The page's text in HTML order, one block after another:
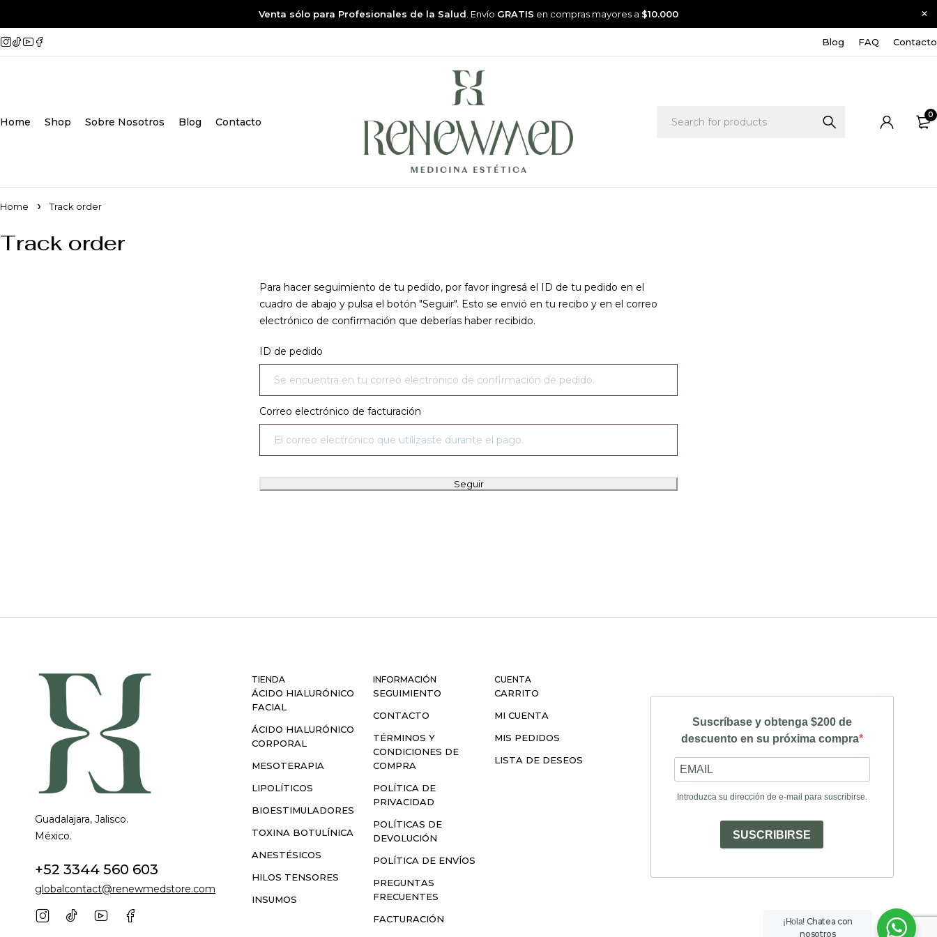
Venta sólo para Profesionales de la Salud . Envío GRATIS en compras mayores a $10.000
Blog FAQ Contacto
Home Shop Sobre Nosotros Blog Contacto
0
Home Track order
Track order
Para hacer seguimiento de tu pedido, por favor ingresá el ID de tu pedido en el
cuadro de abajo y pulsa el botón "Seguir". Esto se envió en tu recibo y en el correo
electrónico de confirmación que deberías haber recibido.
ID de pedido
Correo electrónico de facturación
Seguir
Guadalajara, Jalisco.
México.
+52 3344 560 603
globalcontact@renewmedstore.com
TIENDA
ÁCIDO HIALURÓNICO
FACIAL
ÁCIDO HIALURÓNICO
CORPORAL
MESOTERAPIA
LIPOLÍTICOS
BIOESTIMULADORES
TOXINA BOTULÍNICA
ANESTÉSICOS
HILOS TENSORES
INSUMOS
INFORMACIÓN
SEGUIMIENTO
CONTACTO
TÉRMINOS Y
CONDICIONES DE
COMPRA
POLÍTICA DE
PRIVACIDAD
POLÍTICAS DE
DEVOLUCIÓN
POLÍTICA DE ENVÍOS
PREGUNTAS
FRECUENTES
FACTURACIÓN
CUENTA
CARRITO
MI CUENTA
MIS PEDIDOS
LISTA DE DESEOS
Suscríbase y obtenga $200 de
descuento en su próxima compra
Introduzca su dirección de e-mail para suscribirse.
SUSCRIBIRSE
¡Hola! Chatea con
nosotros